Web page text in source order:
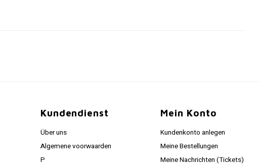
Kundendienst
Über uns
Algemene voorwaarden
P
Mein Konto
Kundenkonto anlegen
Meine Bestellungen
Meine Nachrichten (Tickets)